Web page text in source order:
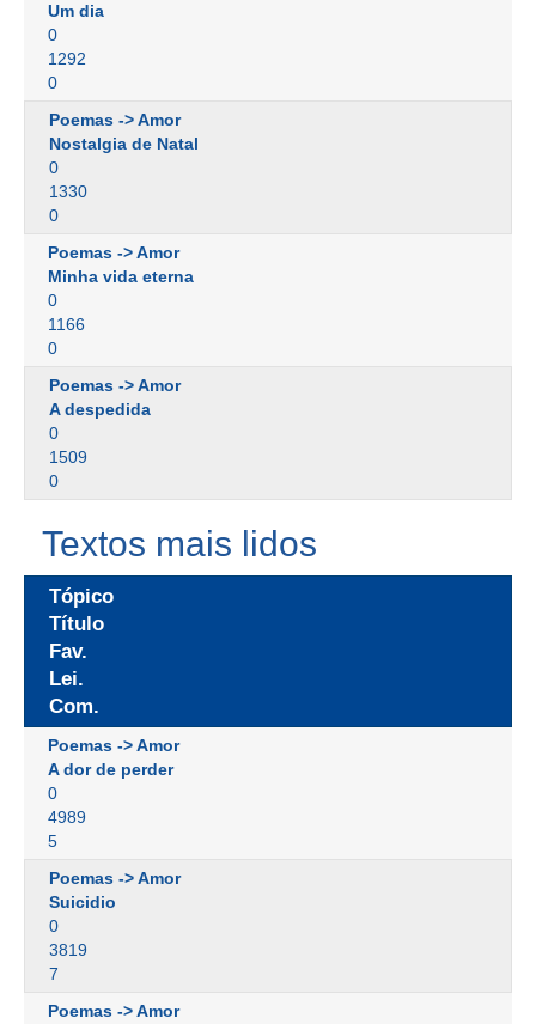
Um dia
0
1292
0
Poemas -> Amor
Nostalgia de Natal
0
1330
0
Poemas -> Amor
Minha vida eterna
0
1166
0
Poemas -> Amor
A despedida
0
1509
0
Textos mais lidos
Tópico
Título
Fav.
Lei.
Com.
Poemas -> Amor
A dor de perder
0
4989
5
Poemas -> Amor
Suicidio
0
3819
7
Poemas -> Amor